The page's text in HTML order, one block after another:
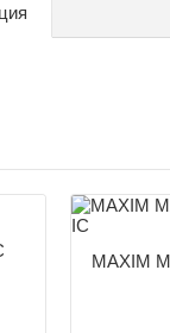
MAXIM